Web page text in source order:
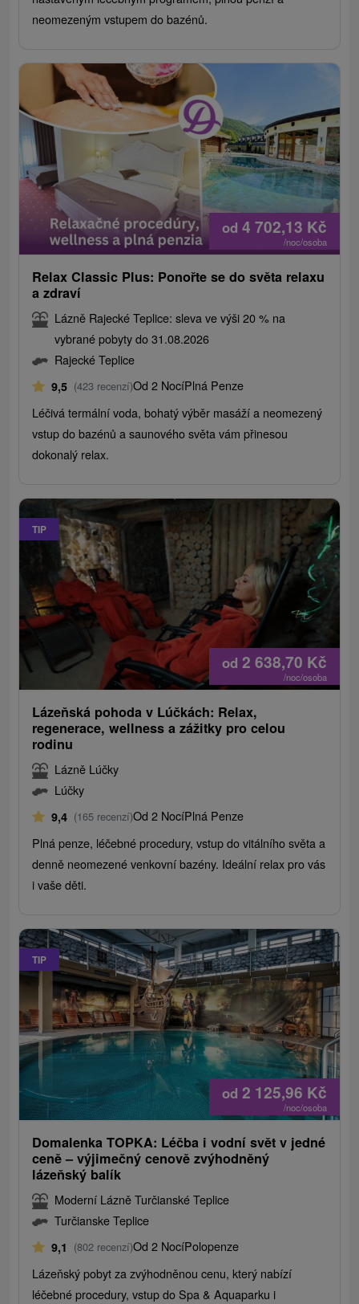
neomezeným vstupem do bazénů.
od 4 702,13 Kč
/noc/osoba
Relax Classic Plus: Ponořte se do světa relaxu
a zdraví
Lázně Rajecké Teplice: sleva ve výši 20 % na
vybrané pobyty do 31.08.2026
Rajecké Teplice
9,5 (423 recenzí)Od 2 NocíPlná Penze
Léčivá termální voda, bohatý výběr masáží a neomezený
vstup do bazénů a saunového světa vám přinesou
dokonalý relax.
TIP
od 2 638,70 Kč
/noc/osoba
Lázeňská pohoda v Lúčkách: Relax,
regenerace, wellness a zážitky pro celou
rodinu
Lázně Lúčky
Lúčky
9,4 (165 recenzí)Od 2 NocíPlná Penze
Plná penze, léčebné procedury, vstup do vitálního světa a
denně neomezené venkovní bazény. Ideální relax pro vás
i vaše děti.
TIP
od 2 125,96 Kč
/noc/osoba
Domalenka TOPKA: Léčba i vodní svět v jedné
ceně – výjimečný cenově zvýhodněný
lázeňský balík
Moderní Lázně Turčianské Teplice
Turčianske Teplice
9,1 (802 recenzí)Od 2 NocíPolopenze
Lázeňský pobyt za zvýhodněnou cenu, který nabízí
léčebné procedury, vstup do Spa & Aquaparku i